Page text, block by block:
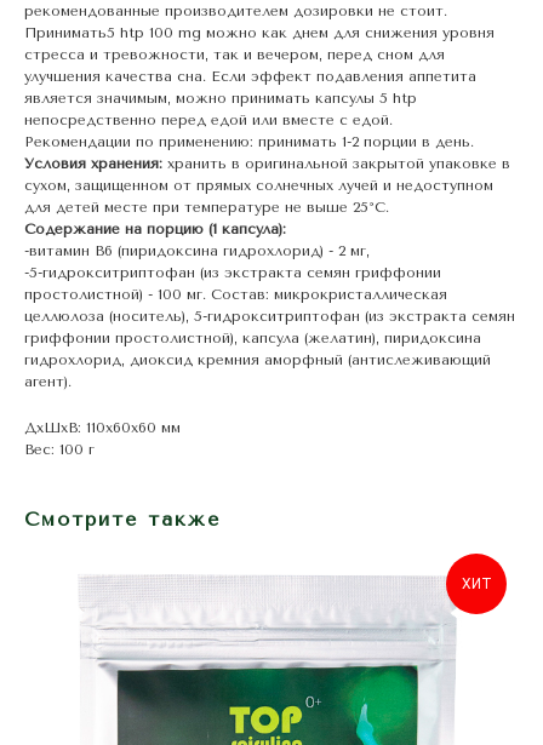
рекомендованные производителем дозировки не стоит.
Принимать5 htp 100 mg можно как днем для снижения уровня
стресса и тревожности, так и вечером, перед сном для
улучшения качества сна. Если эффект подавления аппетита
является значимым, можно принимать капсулы 5 htp
непосредственно перед едой или вместе с едой.
Рекомендации по применению: принимать 1-2 порции в день.
Условия хранения: хранить в оригинальной закрытой упаковке в
сухом, защищенном от прямых солнечных лучей и недоступном
для детей месте при температуре не выше 25°С.
Содержание на порцию (1 капсула):
-витамин В6 (пиридоксина гидрохлорид) - 2 мг,
-5-гидрокситриптофан (из экстракта семян гриффонии
простолистной) - 100 мг. Состав: микрокристаллическая
целлюлоза (носитель), 5-гидрокситриптофан (из экстракта семян
гриффонии простолистной), капсула (желатин), пиридоксина
гидрохлорид, диоксид кремния аморфный (антислеживающий
агент).
ДxШxВ: 110x60x60 мм
Вес: 100 г
Смотрите также
ХИТ